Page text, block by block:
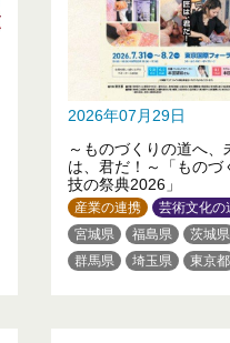
2026年07月29日
～ものづくりの道へ、
は、君だ！～「ものづ
技の祭典2026」
産業の連携 芸術文化の
宮城県
福島県 茨城県
群馬県
埼玉県
東京都